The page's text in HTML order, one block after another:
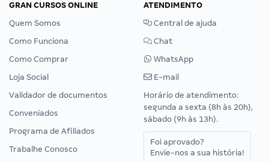
GRAN CURSOS ONLINE
Quem Somos
Como Funciona
Como Comprar
Loja Social
Validador de documentos
Conveniados
Programa de Afiliados
Trabalhe Conosco
ATENDIMENTO
Central de ajuda
Chat
WhatsApp
E-mail
Horário de atendimento:
segunda a sexta (8h às 20h),
sábado (9h às 13h).
Foi aprovado?
Envie-nos a sua história!